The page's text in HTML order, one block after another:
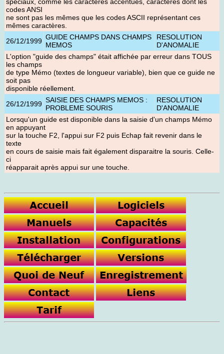
spéciaux, comme les caractères accentués, caractères dont les
codes ANSI
ne sont pas les mêmes que les codes ASCII représentant ces
mêmes caractères.
26/12/1999 GUIDE CHAMPS DANS CHAMPS
MEMOS
RESOLUTION
D'ANOMALIE
L'option "guide des champs" était affichée par erreur dans TOUS
les champs
de type Mémo (textes de longueur variable), bien que ce guide ne
soit pas
disponible réellement.
26/12/1999 SAISIE DES CHAMPS MEMOS :
PROBLEME SOURIS
RESOLUTION
D'ANOMALIE
Lorsqu'un guide est disponible dans la saisie d'un champs Mémo
en appuyant
sur la touche F2, l'appui sur F2 puis Echap fait revenir dans le
texte
en cours de saisie mais fait également disparaitre la souris. Celle-
ci
réapparait après appui sur une touche.